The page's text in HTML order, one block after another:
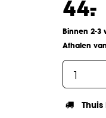
44.
-
Binnen 2-3
Afhalen